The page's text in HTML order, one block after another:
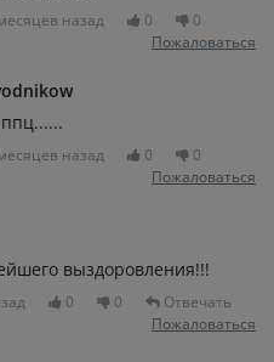
назад 0
0
Пожаловаться
назад 0
0
Пожаловаться
выздоровления!!!
0 0
Отвечать
Пожаловаться